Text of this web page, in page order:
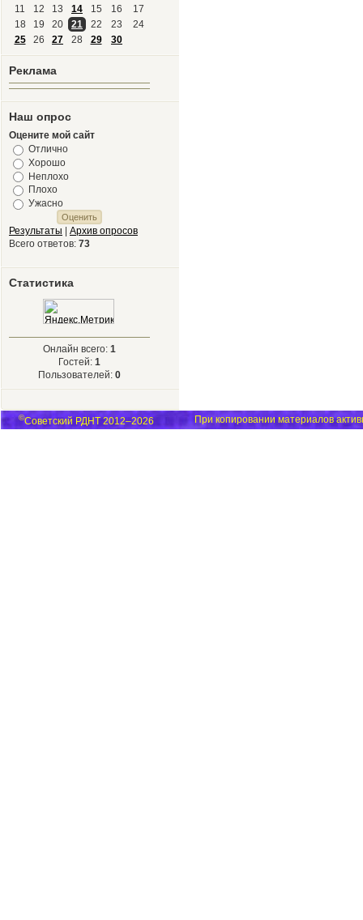
11
12 13 14 15 16
17
18
19 20 21 22 23
24
25
26 27 28 29 30
Реклама
Наш опрос
Оцените мой сайт
Отлично
Хорошо
Неплохо
Плохо
Ужасно
Результаты
Архив опросов
Всего ответов: 73
Статистика
Онлайн всего: 1
Гостей: 1
Пользователей: 0
©Советский РДНТ 2012–2026 При копировании материалов